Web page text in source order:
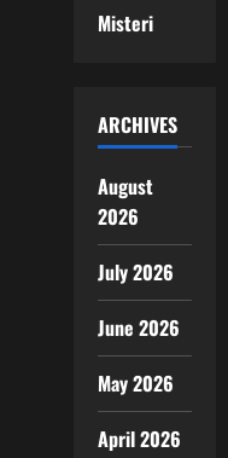
Misteri
ARCHIVES
August
2026
July 2026
June 2026
May 2026
April 2026